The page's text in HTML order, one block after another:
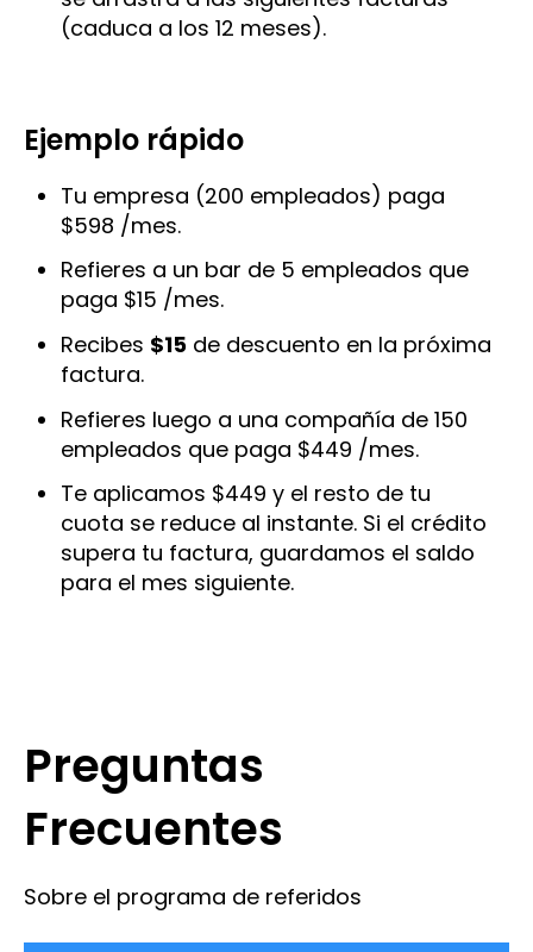
(caduca a los 12 meses).
Ejemplo rápido
Tu empresa (200 empleados) paga
$598 /mes.
Refieres a un bar de 5 empleados que
paga $15 /mes.
Recibes $15de descuento en la próxima
factura.
Refieres luego a una compañía de 150
empleados que paga $449 /mes.
Te aplicamos $449 y el resto de tu
cuota se reduce al instante. Si el crédito
supera tu factura, guardamos el saldo
para el mes siguiente.
Preguntas
Frecuentes
Sobre el programa de referidos